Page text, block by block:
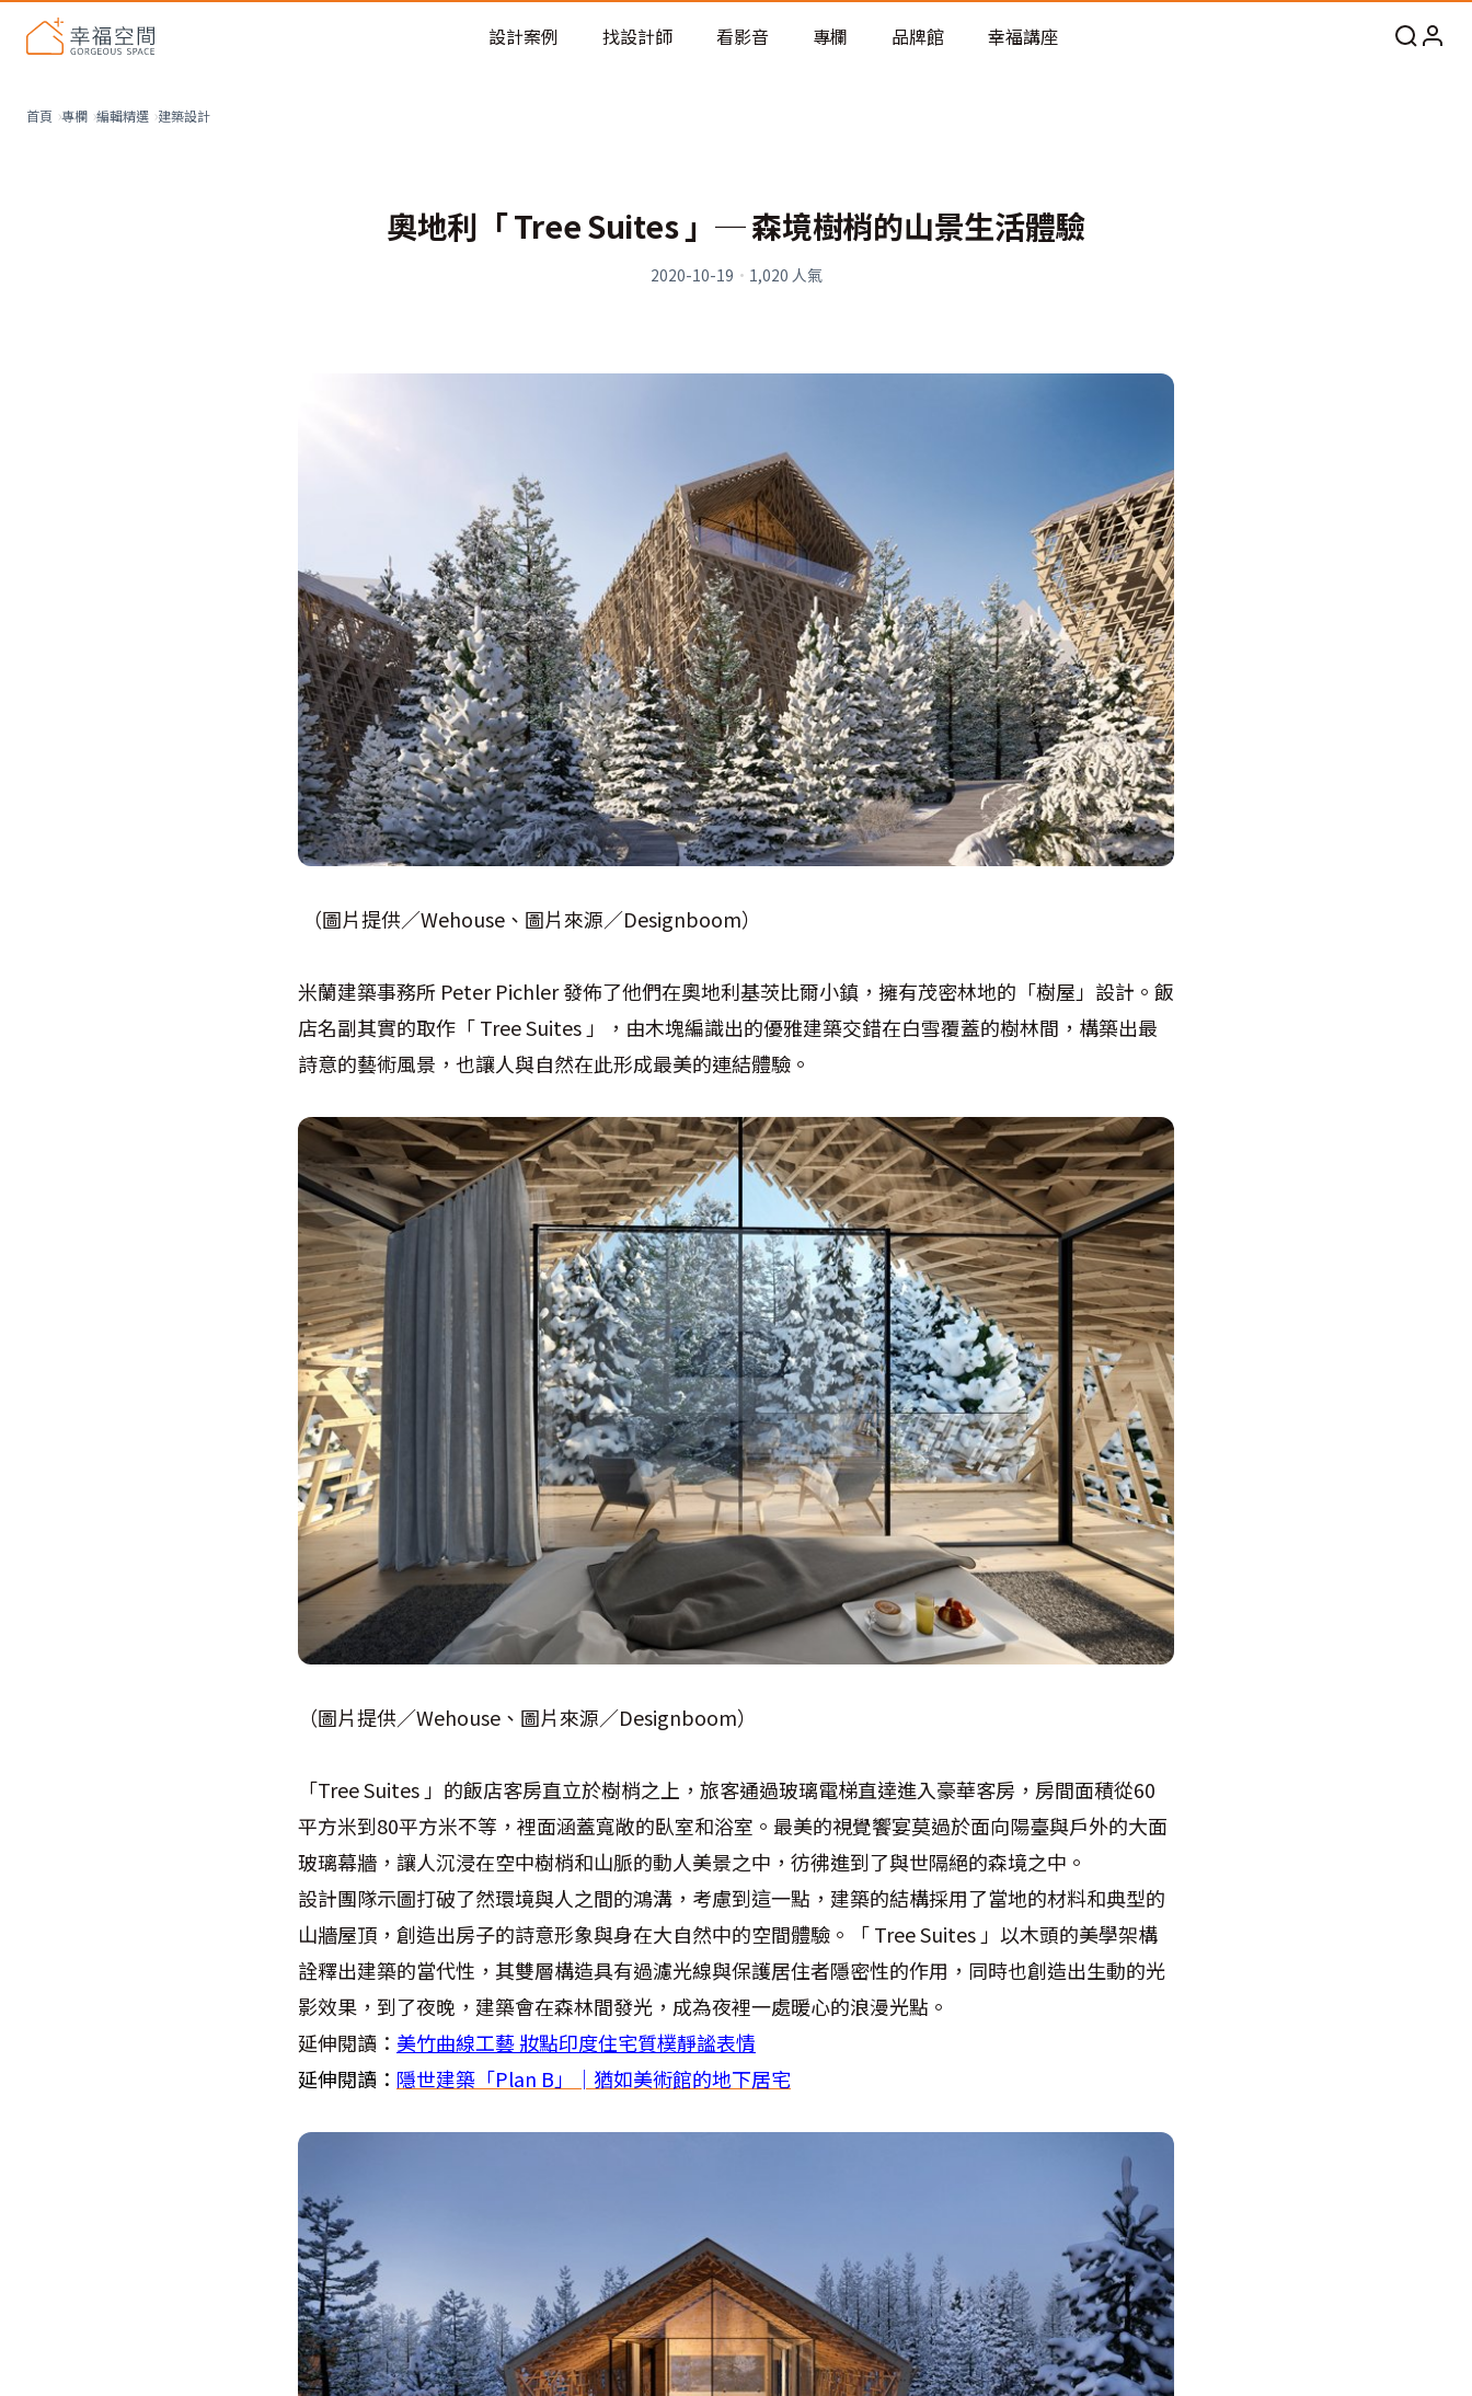
老屋預算分配與高 CP 值煥新術
設計案例 找設計師 看影音 專欄 品牌館 幸福講座
首頁 專欄 編輯精選 建築設計
奧地利「 Tree Suites 」─ 森境樹梢的山景生活體驗
2020-10-19 · 1,020 人氣
（圖片提供／Wehouse、圖片來源／Designboom）
米蘭建築事務所 Peter Pichler 發佈了他們在奧地利基茨比爾小鎮，擁有茂密林地的「樹屋」設計。飯
店名副其實的取作「 Tree Suites 」，由木塊編識出的優雅建築交錯在白雪覆蓋的樹林間，構築出最
詩意的藝術風景，也讓人與自然在此形成最美的連結體驗。
（圖片提供／Wehouse、圖片來源／Designboom）
「Tree Suites 」的飯店客房直立於樹梢之上，旅客通過玻璃電梯直達進入豪華客房，房間面積從60
平方米到80平方米不等，裡面涵蓋寬敞的臥室和浴室。最美的視覺饗宴莫過於面向陽臺與戶外的大面
玻璃幕牆，讓人沉浸在空中樹梢和山脈的動人美景之中，彷彿進到了與世隔絕的森境之中。
設計團隊示圖打破了然環境與人之間的鴻溝，考慮到這一點，建築的結構採用了當地的材料和典型的
山牆屋頂，創造出房子的詩意形象與身在大自然中的空間體驗。「 Tree Suites 」以木頭的美學架構
詮釋出建築的當代性，其雙層構造具有過濾光線與保護居住者隱密性的作用，同時也創造出生動的光
影效果，到了夜晚，建築會在森林間發光，成為夜裡一處暖心的浪漫光點。
延伸閱讀： 美竹曲線工藝 妝點印度住宅質樸靜謐表情
延伸閱讀： 隱世建築「Plan B」│猶如美術館的地下居宅